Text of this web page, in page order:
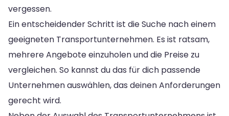
vergessen.
Ein entscheidender Schritt ist die Suche nach einem
geeigneten Transportunternehmen. Es ist ratsam,
mehrere Angebote einzuholen und die Preise zu
vergleichen. So kannst du das für dich passende
Unternehmen auswählen, das deinen Anforderungen
gerecht wird.